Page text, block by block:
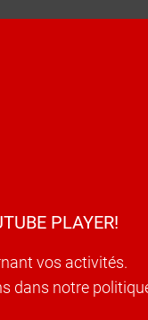
PLAYER!
vos activités.
dans notre